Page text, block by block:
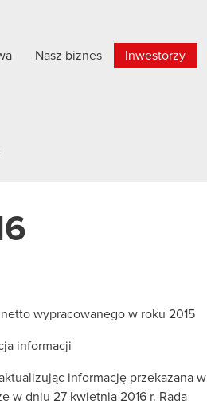
Nasz biznes Inwestorzy
wypracowanego w roku 2015
informacji
informację przekazana w
w dniu 27 kwietnia 2016 r. Rada